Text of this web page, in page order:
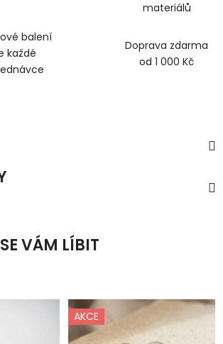
materiálů
balení
každé
Doprava zdarma
od 1 000 Kč
VÁM LÍBIT
AKCE